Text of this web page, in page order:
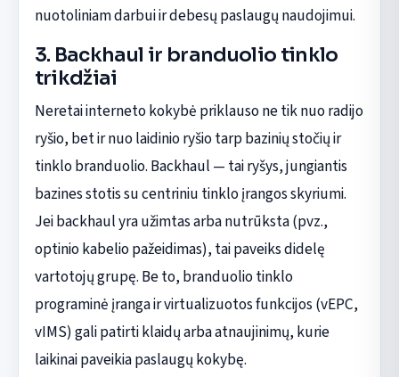
nuotoliniam darbui ir debesų paslaugų naudojimui.
3. Backhaul ir branduolio tinklo
trikdžiai
Neretai interneto kokybė priklauso ne tik nuo radijo
ryšio, bet ir nuo laidinio ryšio tarp bazinių stočių ir
tinklo branduolio. Backhaul — tai ryšys, jungiantis
bazines stotis su centriniu tinklo įrangos skyriumi.
Jei backhaul yra užimtas arba nutrūksta (pvz.,
optinio kabelio pažeidimas), tai paveiks didelę
vartotojų grupę. Be to, branduolio tinklo
programinė įranga ir virtualizuotos funkcijos (vEPC,
vIMS) gali patirti klaidų arba atnaujinimų, kurie
laikinai paveikia paslaugų kokybę.